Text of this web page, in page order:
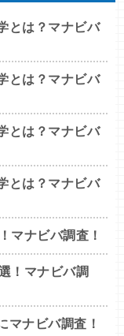
とは？マナビバ
とは？マナビバ
とは？マナビバ
とは？マナビバ
マナビバ調査！
！マナビバ調
マナビバ調査！